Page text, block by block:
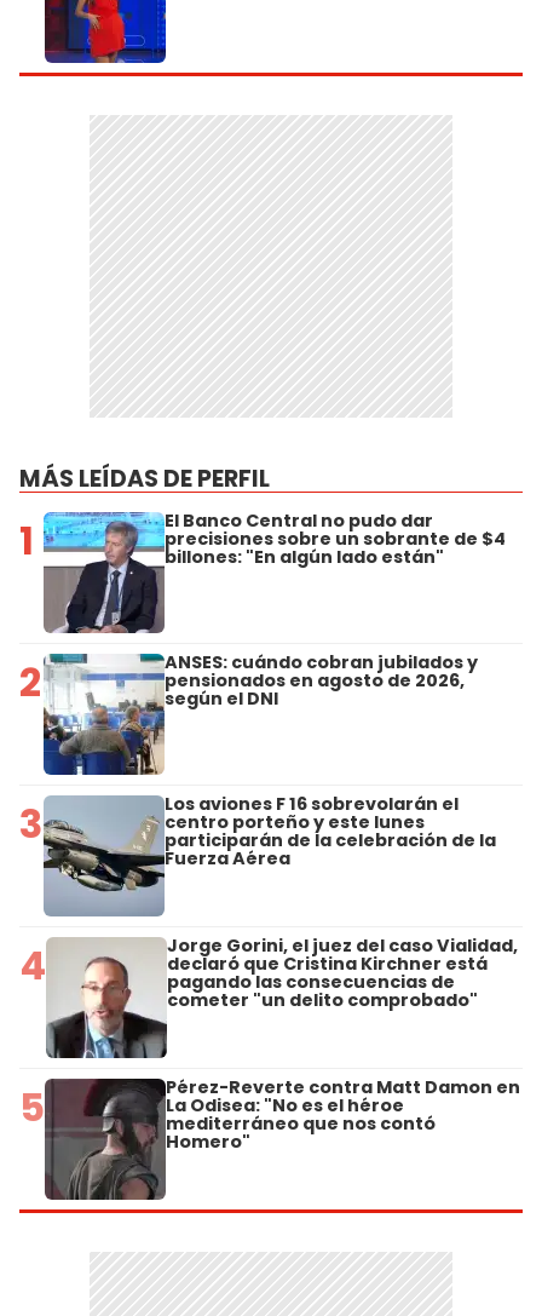
MÁS LEÍDAS DE PERFIL
1 El Banco Central no pudo dar
precisiones sobre un sobrante de $4
billones: "En algún lado están"
2 ANSES: cuándo cobran jubilados y
pensionados en agosto de 2026,
según el DNI
3 Los aviones F 16 sobrevolarán el
centro porteño y este lunes
participarán de la celebración de la
Fuerza Aérea
4 Jorge Gorini, el juez del caso Vialidad,
declaró que Cristina Kirchner está
pagando las consecuencias de
cometer "un delito comprobado"
5 Pérez-Reverte contra Matt Damon en
La Odisea: "No es el héroe
mediterráneo que nos contó
Homero"